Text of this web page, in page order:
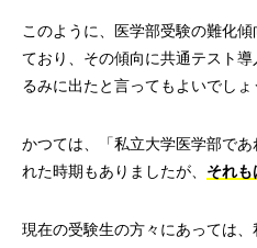
このように、医学部受験の難化
ており、その傾向に共通テスト
るみに出たと言ってもよいでしょ
かつては、「私立大学医学部で
れた時期もありましたが、 それも
現在の受験生の方々にあっては